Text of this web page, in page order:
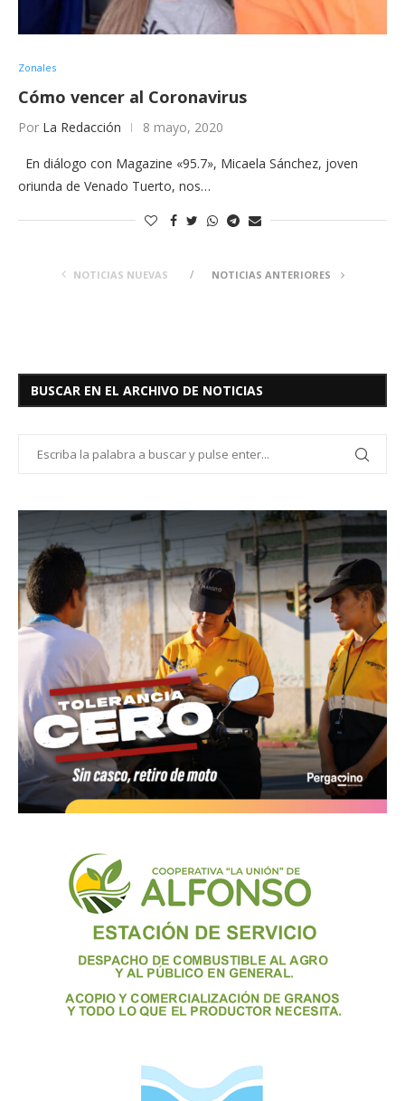
Zonales
Cómo vencer al Coronavirus
Por La Redacción 8 mayo, 2020
En diálogo con Magazine «95.7», Micaela Sánchez, joven
oriunda de Venado Tuerto, nos…
NOTICIAS NUEVAS NOTICIAS ANTERIORES
BUSCAR EN EL ARCHIVO DE NOTICIAS